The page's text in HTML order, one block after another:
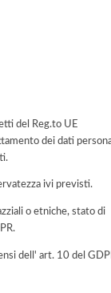
del Reg.to UE
dei dati
ivi previsti.
o etniche, stato di
dell' art. 10 del